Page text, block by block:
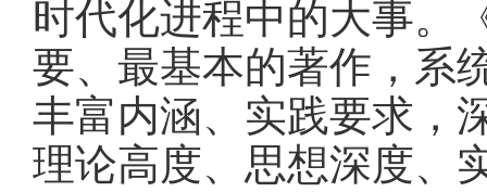
时代化进程中的大事。
要、最基本的著作，系
丰富内涵、实践要求，
理论高度、思想深度、